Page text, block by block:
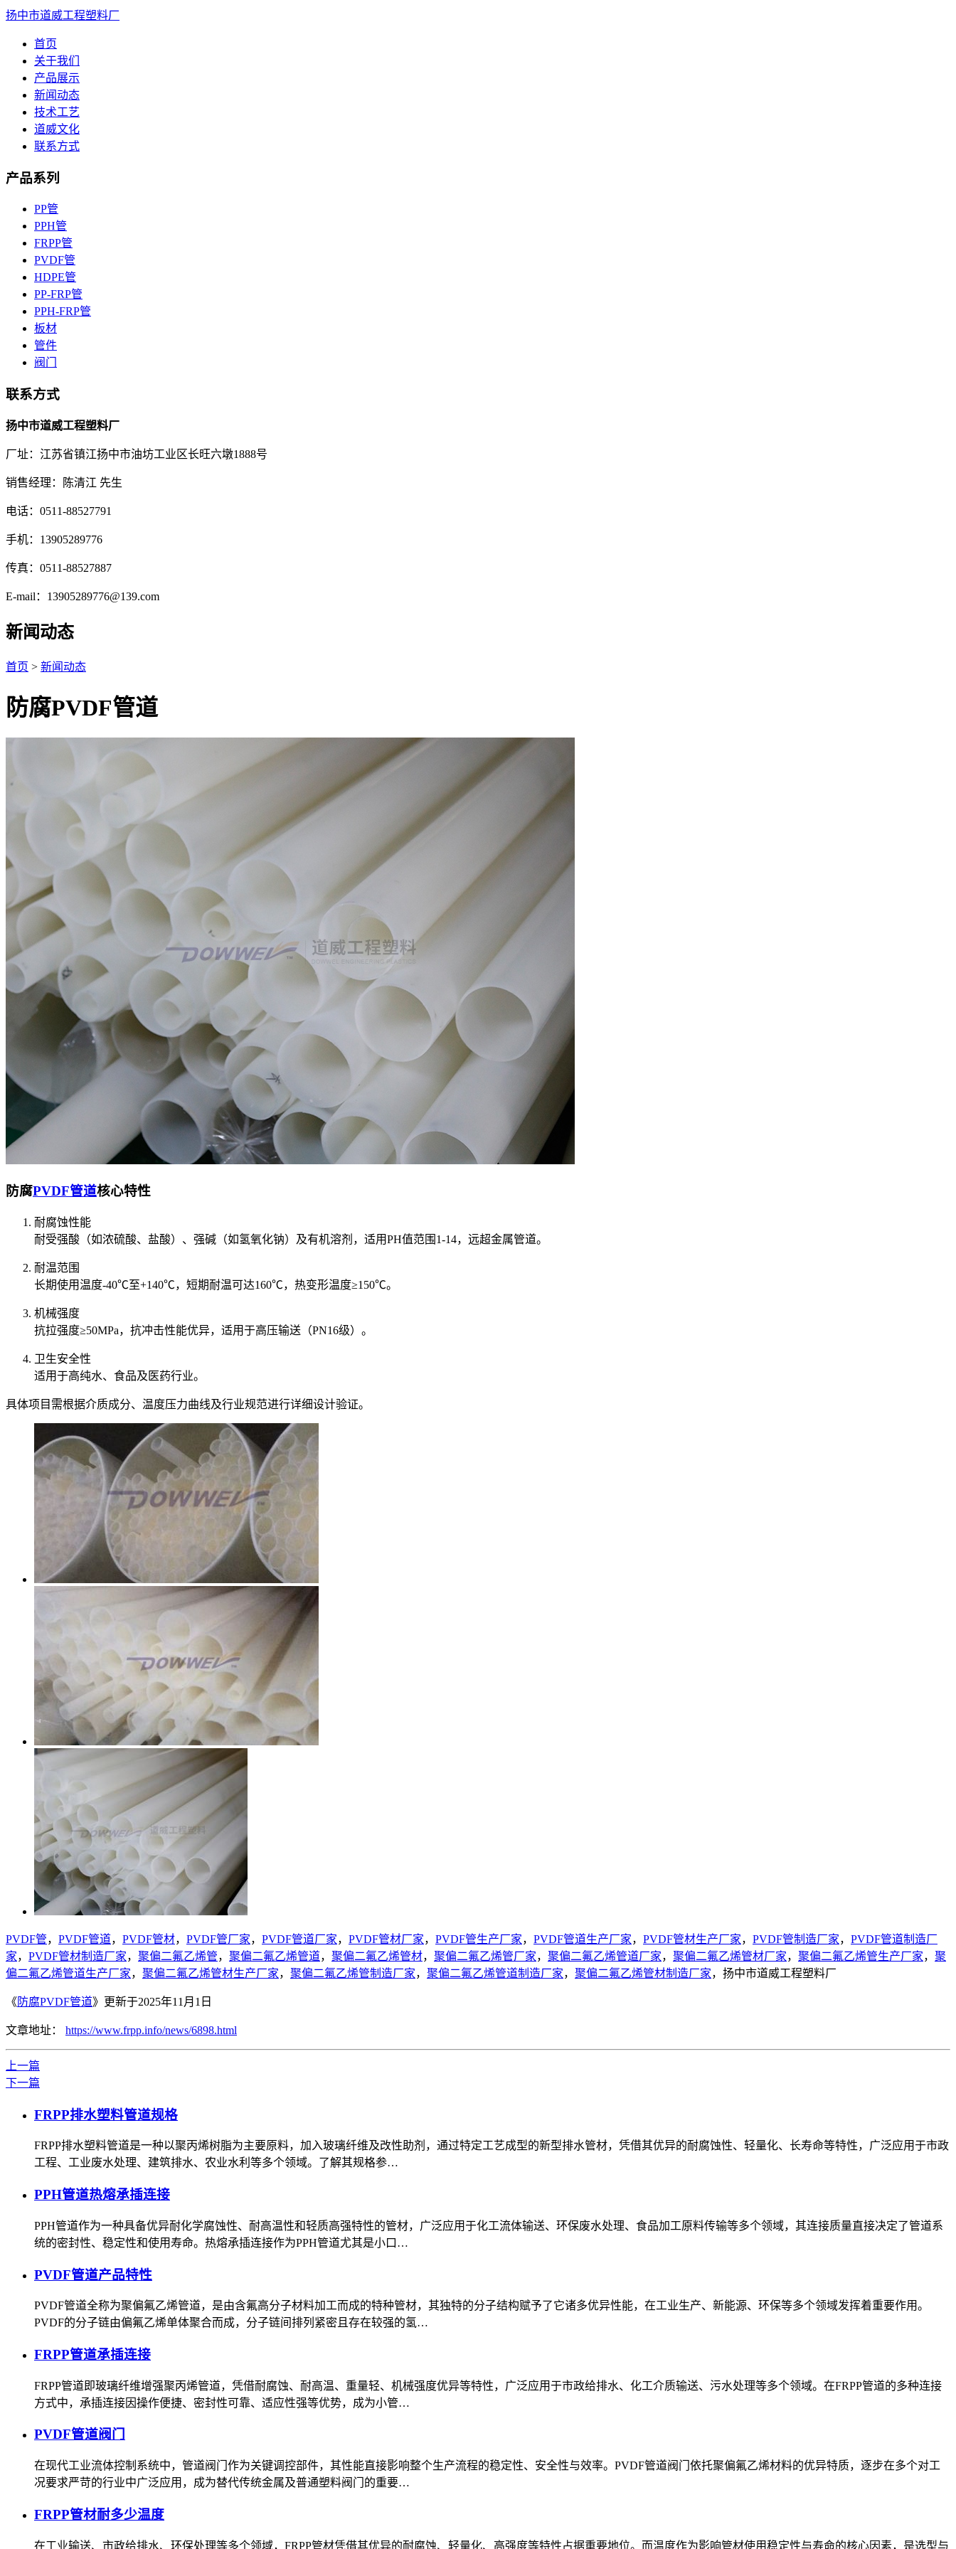
扬中市道威工程塑料厂
首页
关于我们
产品展示
新闻动态
技术工艺
道威文化
联系方式
产品系列
PP管
PPH管
FRPP管
PVDF管
HDPE管
PP-FRP管
PPH-FRP管
板材
管件
阀门
联系方式
扬中市道威工程塑料厂
厂址：江苏省镇江扬中市油坊工业区长旺六墩1888号
销售经理：陈清江 先生
电话：0511-88527791
手机：13905289776
传真：0511-88527887
E-mail：13905289776@139.com
新闻动态
首页 > 新闻动态
防腐PVDF管道
防腐PVDF管道核心特性‌
‌耐腐蚀性能‌
耐受强酸（如浓硫酸、盐酸）、强碱（如氢氧化钠）及有机溶剂，适用PH值范围1-14，远超金属管道。
‌耐温范围‌
长期使用温度-40℃至+140℃，短期耐温可达160℃，热变形温度≥150℃。
‌机械强度‌
抗拉强度≥50MPa，抗冲击性能优异，适用于高压输送（PN16级）。
‌卫生安全性‌
适用于高纯水、食品及医药行业。
具体项目需根据介质成分、温度压力曲线及行业规范进行详细设计验证。
PVDF管， PVDF管道， PVDF管材， PVDF管厂家， PVDF管道厂家， PVDF管材厂家， PVDF管生产厂家， PVDF管道生产厂家， PVDF管材生产厂家， PVDF管制造厂家， PVDF管道制造厂
家， PVDF管材制造厂家， 聚偏二氟乙烯管， 聚偏二氟乙烯管道， 聚偏二氟乙烯管材， 聚偏二氟乙烯管厂家， 聚偏二氟乙烯管道厂家， 聚偏二氟乙烯管材厂家， 聚偏二氟乙烯管生产厂家， 聚
偏二氟乙烯管道生产厂家， 聚偏二氟乙烯管材生产厂家， 聚偏二氟乙烯管制造厂家， 聚偏二氟乙烯管道制造厂家， 聚偏二氟乙烯管材制造厂家，扬中市道威工程塑料厂
《 防腐PVDF管道》更新于2025年11月1日
文章地址： https://www.frpp.info/news/6898.html
上一篇
下一篇
FRPP排水塑料管道规格
FRPP排水塑料管道是一种以聚丙烯树脂为主要原料，加入玻璃纤维及改性助剂，通过特定工艺成型的新型排水管材，凭借其优异的耐腐蚀性、轻量化、长寿命等特性，广泛应用于市政
工程、工业废水处理、建筑排水、农业水利等多个领域。了解其规格参…
PPH管道热熔承插连接
PPH管道作为一种具备优异耐化学腐蚀性、耐高温性和轻质高强特性的管材，广泛应用于化工流体输送、环保废水处理、食品加工原料传输等多个领域，其连接质量直接决定了管道系
统的密封性、稳定性和使用寿命。热熔承插连接作为PPH管道尤其是小口…
PVDF管道产品特性
PVDF管道全称为聚偏氟乙烯管道，是由含氟高分子材料加工而成的特种管材，其独特的分子结构赋予了它诸多优异性能，在工业生产、新能源、环保等多个领域发挥着重要作用。
PVDF的分子链由偏氟乙烯单体聚合而成，分子链间排列紧密且存在较强的氢…
FRPP管道承插连接
FRPP管道即玻璃纤维增强聚丙烯管道，凭借耐腐蚀、耐高温、重量轻、机械强度优异等特性，广泛应用于市政给排水、化工介质输送、污水处理等多个领域。在FRPP管道的多种连接
方式中，承插连接因操作便捷、密封性可靠、适应性强等优势，成为小管…
PVDF管道阀门
在现代工业流体控制系统中，管道阀门作为关键调控部件，其性能直接影响整个生产流程的稳定性、安全性与效率。PVDF管道阀门依托聚偏氟乙烯材料的优异特质，逐步在多个对工
况要求严苛的行业中广泛应用，成为替代传统金属及普通塑料阀门的重要…
FRPP管材耐多少温度
在工业输送、市政给排水、环保处理等多个领域，FRPP管材凭借其优异的耐腐蚀、轻量化、高强度等特性占据重要地位。而温度作为影响管材使用稳定性与寿命的核心因素，是选型与